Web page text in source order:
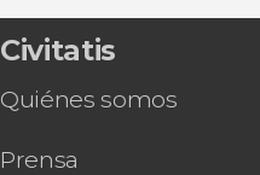
Senderismo / Trekking
Gastronomía y
Senderismo por las
Tour en buggy por
Tayrona
Transporte entre
Civitatis
Quiénes somos
Prensa